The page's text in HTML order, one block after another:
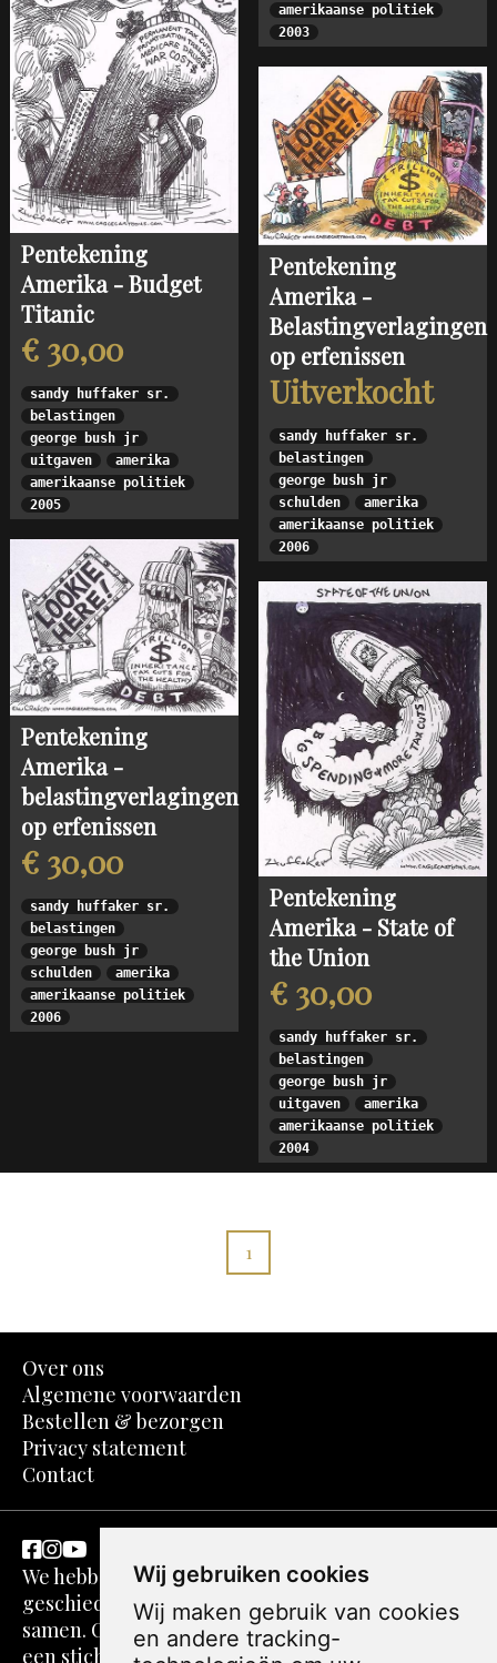
Wij gebruiken cookies
Wij maken gebruik van cookies
en andere tracking-
amerikaanse politiek
2003
Pentekening
Amerika - Budget
Titanic
€ 30,00
sandy huffaker sr.
belastingen
george bush jr
uitgaven
amerika
amerikaanse politiek
2005
Pentekening
Amerika -
Belastingverlagingen
op erfenissen
Uitverkocht
sandy huffaker sr.
belastingen
george bush jr
schulden
amerika
amerikaanse politiek
2006
Pentekening
Amerika -
belastingverlagingen
op erfenissen
€ 30,00
sandy huffaker sr.
belastingen
george bush jr
schulden
amerika
amerikaanse politiek
2006
Pentekening
Amerika - State of
the Union
€ 30,00
sandy huffaker sr.
belastingen
george bush jr
uitgaven
amerika
amerikaanse politiek
2004
1
Over ons
Algemene voorwaarden
Bestellen & bezorgen
Privacy statement
Contact
We hebben een passie voor kunst en
geschiedenis. Dit komt in spotprenten perfect
samen. Ons verhaal gaat echter verder. We zijn
een stichting zonder winstoogmerk. De webshop